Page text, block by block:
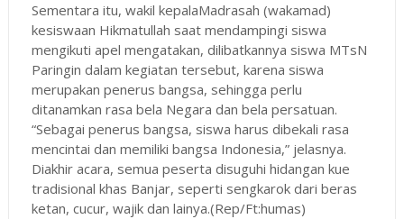
Sementara itu, wakil kepalaMadrasah (wakamad)
kesiswaan Hikmatullah saat mendampingi siswa
mengikuti apel mengatakan, dilibatkannya siswa MTsN
Paringin dalam kegiatan tersebut, karena siswa
merupakan penerus bangsa, sehingga perlu
ditanamkan rasa bela Negara dan bela persatuan.
“Sebagai penerus bangsa, siswa harus dibekali rasa
mencintai dan memiliki bangsa Indonesia,” jelasnya.
Diakhir acara, semua peserta disuguhi hidangan kue
tradisional khas Banjar, seperti sengkarok dari beras
ketan, cucur, wajik dan lainya.(Rep/Ft:humas)